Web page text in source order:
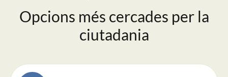
Opcions més cercades per la
ciutadania